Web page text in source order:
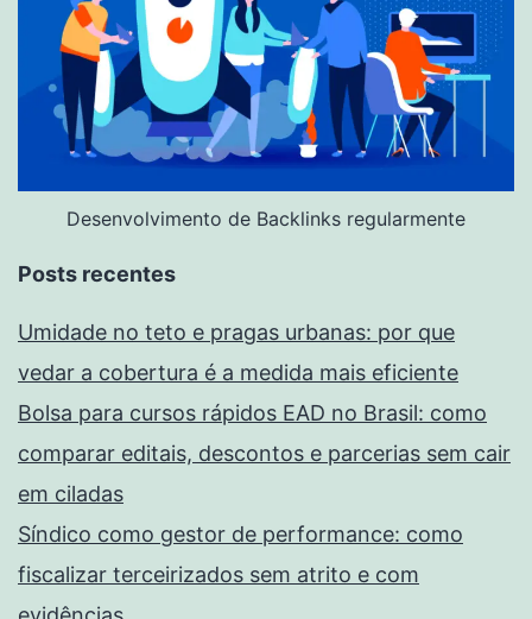
Desenvolvimento de Backlinks regularmente
Posts recentes
Umidade no teto e pragas urbanas: por que
vedar a cobertura é a medida mais eficiente
Bolsa para cursos rápidos EAD no Brasil: como
comparar editais, descontos e parcerias sem cair
em ciladas
Síndico como gestor de performance: como
fiscalizar terceirizados sem atrito e com